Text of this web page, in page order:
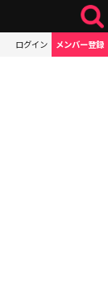
ログイン メンバー登録